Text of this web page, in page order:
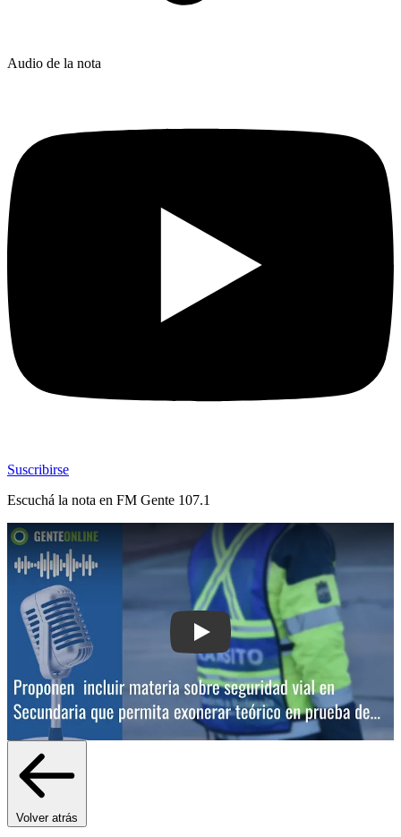
Audio de la nota
Suscribirse
Escuchá la nota en FM Gente 107.1
Play: Proponen incluir
Volver atrás